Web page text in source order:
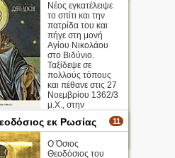
Νέος εγκατέλειψε
το σπίτι και την
πατρίδα του και
πήγε στη μονή
Αγίου Νικολάου
στο Βιδύνιο.
Ταξίδεψε σε
πολλούς τόπους
και πέθανε στις 27
Νοεμβρίου 1362/3
μ.Χ., στην
όπου και κηδεύτηκ ...
11
εκ Ρωσίας
Ο Όσιος
Θεοδόσιος του